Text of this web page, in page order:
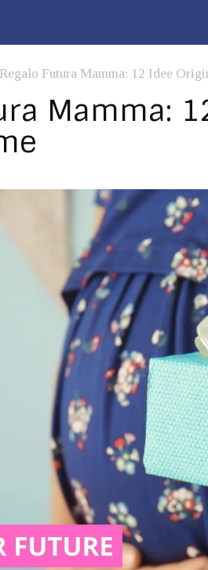
Regalo Futura Mamma: 12 Idee
Mamma: